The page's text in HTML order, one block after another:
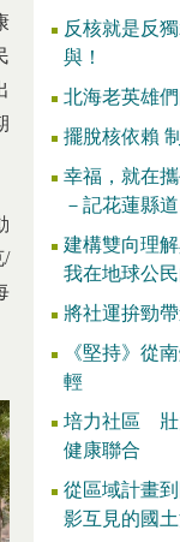
/
反核就是反
與！
北海老英雄
擺脫核依賴
幸福，就在
－記花蓮縣
建構雙向理
我在地球公
將社運拚勁
《堅持》從
輕
培力社區 壯
健康聯合
從區域計畫
影互見的國